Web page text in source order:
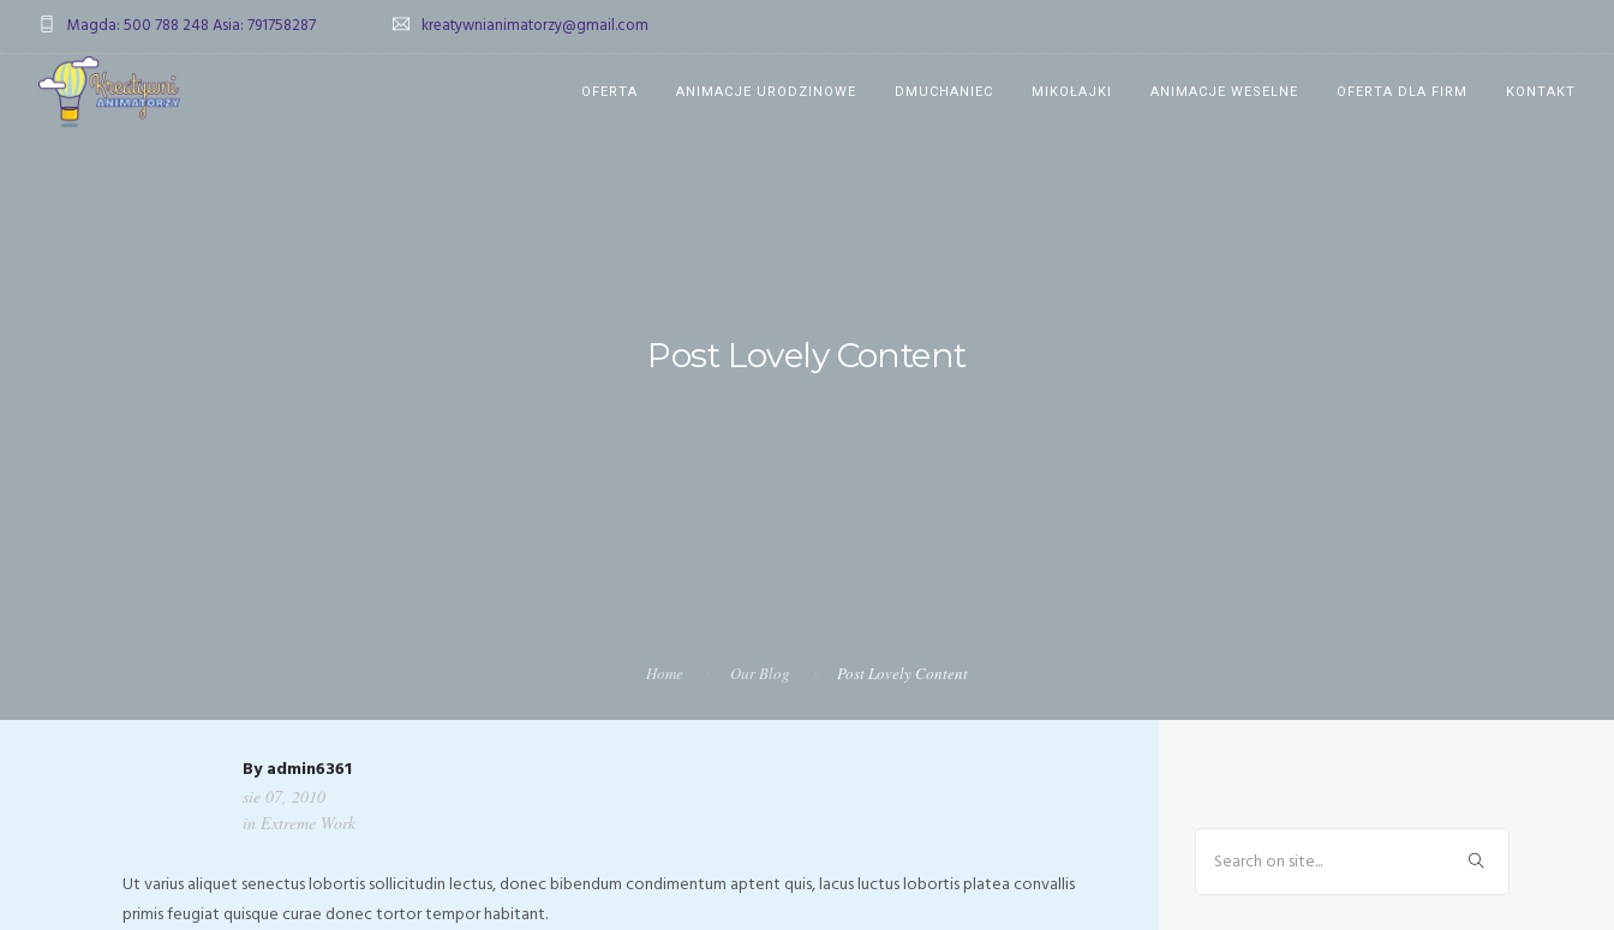
Magda: 500 788 248 Asia: 791758287 kreatywnianimatorzy@gmail.com
OFERTA ANIMACJE URODZINOWE DMUCHANIEC MIKOŁAJKI ANIMACJE WESELNE OFERTA DLA FIRM KONTAKT
Post Lovely Content
Home Our Blog Post Lovely Content
Byadmin6361
sie 07, 2010
in Extreme Work
Ut varius aliquet senectus lobortis sollicitudin lectus, donec bibendum condimentum aptent quis, lacus luctus lobortis platea convallis
primis feugiat quisque curae donec tortor tempor habitant.